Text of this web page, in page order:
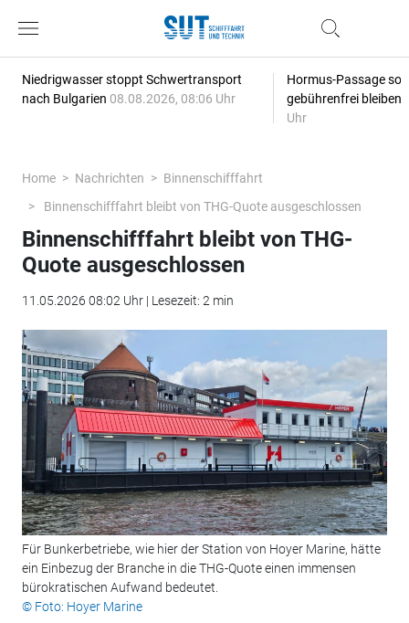
Niedrigwasser stoppt Schwertransport
nach Bulgarien 08.08.2026, 08:06 Uhr
Hormus-Passage
gebührenfrei bleiben
Uhr
Home Nachrichten
Binnenschifffahrt
Binnenschifffahrt bleibt von THG-Quote ausgeschlossen
Binnenschifffahrt bleibt von THG-
Quote ausgeschlossen
11.05.2026 08:02 Uhr | Lesezeit: 2 min
Für Bunkerbetriebe, wie hier der Station von Hoyer Marine, hätte
ein Einbezug der Branche in die THG-Quote einen immensen
bürokratischen Aufwand bedeutet.
© Foto: Hoyer Marine